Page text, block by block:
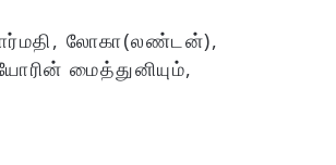
லோகா(லண்டன்),
மைத்துனியும்,